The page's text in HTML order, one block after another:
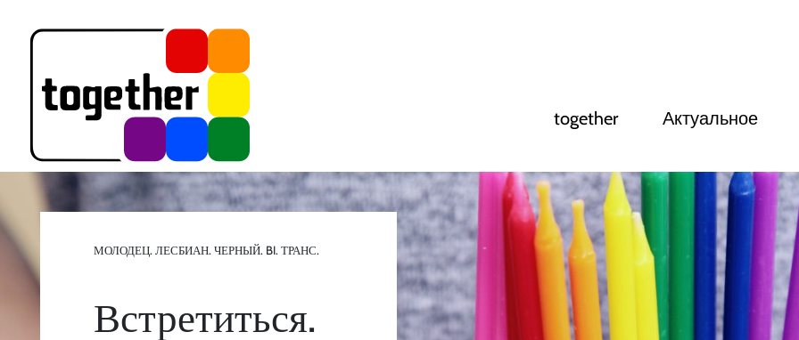
together Актуальное
МОЛОДЕЦ. ЛЕСБИАН. ЧЕРНЫЙ. BI. ТРАНС.
Встретиться.